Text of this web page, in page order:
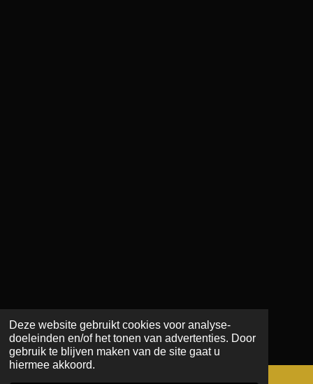
Deze website gebruikt cookies voor analyse-
doeleinden en/of het tonen van advertenties. Door
gebruik te blijven maken van de site gaat u
hiermee akkoord.